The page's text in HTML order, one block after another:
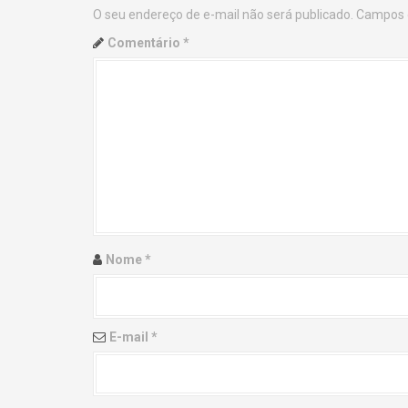
n
n
O seu endereço de e-mail não será publicado.
Comentário *
Nome*
E-mail *